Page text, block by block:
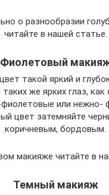
о разнообразии
читайте в нашей статье.
Фиолетовый
такой яркий и
же ярких глаз, как
фиолетовые или нежно-
цвет затемняйте
коричневым, бордовым.
макияже читайте в
Темный макияж